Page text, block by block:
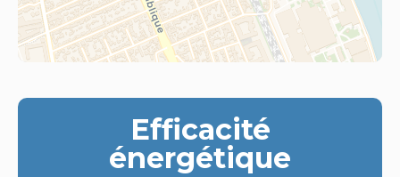
Efficacité
énergétique